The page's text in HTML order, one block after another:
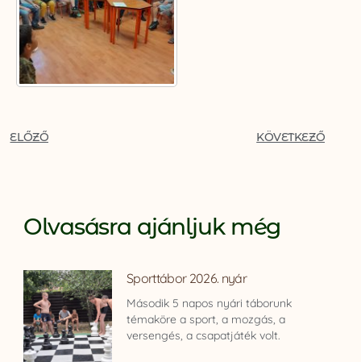
ELŐZŐ KÖVETKEZŐ
Olvasásra ajánljuk még
Sporttábor 2026. nyár
Második 5 napos nyári táborunk
témaköre a sport, a mozgás, a
versengés, a csapatjáték volt.